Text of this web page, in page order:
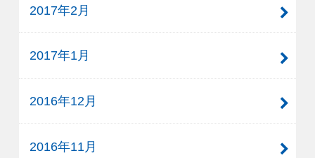
2017年2月
2017年1月
2016年12月
2016年11月